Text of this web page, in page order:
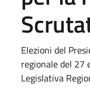
Elezioni del
regionale del 27
Legislativa